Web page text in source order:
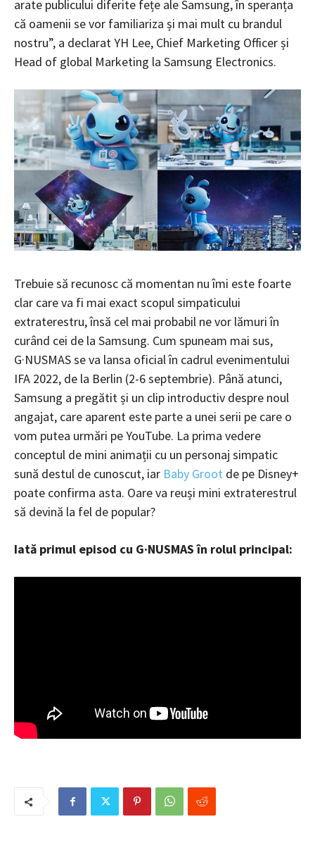
arate publicului diferite fețe ale Samsung, în speranța
că oamenii se vor familiariza și mai mult cu brandul
nostru”, a declarat YH Lee, Chief Marketing Officer și
Head of global Marketing la Samsung Electronics.
Trebuie să recunosc că momentan nu îmi este foarte
clar care va fi mai exact scopul simpaticului
extraterestru, însă cel mai probabil ne vor lămuri în
curând cei de la Samsung. Cum spuneam mai sus,
G·NUSMAS se va lansa oficial în cadrul evenimentului
IFA 2022, de la Berlin (2-6 septembrie). Până atunci,
Samsung a pregătit și un clip introductiv despre noul
angajat, care aparent este parte a unei serii pe care o
vom putea urmări pe YouTube. La prima vedere
conceptul de mini animații cu un personaj simpatic
sună destul de cunoscut, iar Baby Groot de pe Disney+
poate confirma asta. Oare va reuși mini extraterestrul
să devină la fel de popular?
Iată primul episod cu G·NUSMAS în rolul principal: